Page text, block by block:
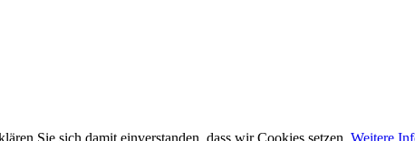
Sie sich damit einverstanden, dass wir Cookies setzen. Weitere